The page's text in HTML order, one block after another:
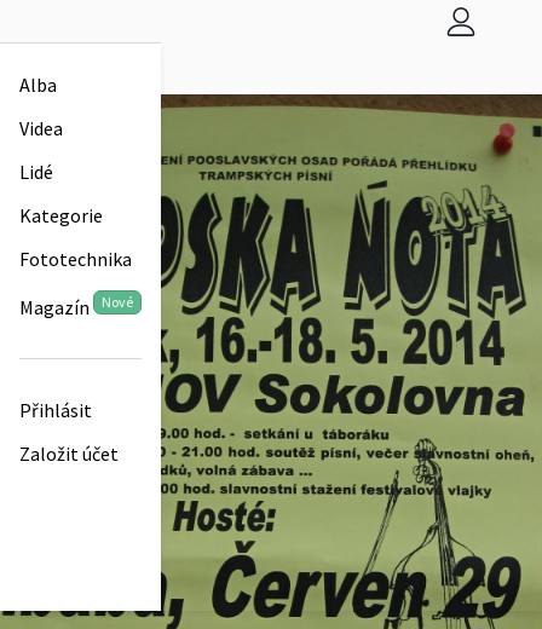
Alba
Videa
Lidé
Kategorie
Fototechnika
Magazín Nové
Přihlásit
Založit účet